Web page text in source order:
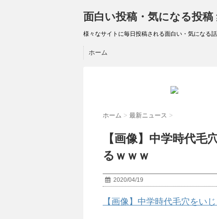
面白い投稿・気になる投
様々なサイトに毎日投稿される面白い・気になる
ホーム
ホーム > 最新ニュース >
【画像】中学時代
るｗｗｗ
2020/04/19
【画像】中学時代毛穴をい